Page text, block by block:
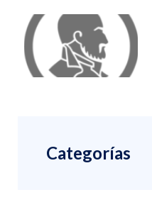
Categorías